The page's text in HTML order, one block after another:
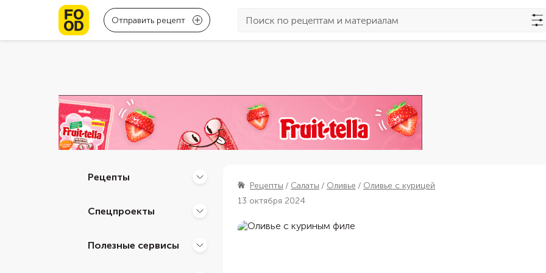
Отправить рецепт
Рецепты
Спецпроекты
Полезные сервисы
Рецепты Салаты Оливье
Оливье с курицей
13 октября 2024